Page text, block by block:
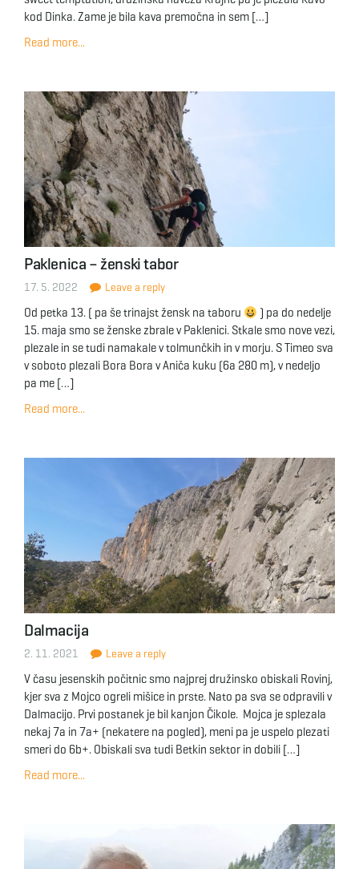
kod Dinka. Zame je bila kava premočna in sem […]
Read more...
Paklenica – ženski tabor
17. 5. 2022 Leave a reply
Od petka 13. ( pa še trinajst žensk na taboru
) pa do nedelje
15. maja smo se ženske zbrale v Paklenici. Stkale smo nove vezi,
plezale in se tudi namakale v tolmunčkih in v morju. S Timeo sva
v soboto plezali Bora Bora v Aniča kuku (6a 280 m), v nedeljo
pa me […]
Read more...
Dalmacija
2. 11. 2021 Leave a reply
V času jesenskih počitnic smo najprej družinsko obiskali Rovinj,
kjer sva z Mojco ogreli mišice in prste. Nato pa sva se odpravili v
Dalmacijo. Prvi postanek je bil kanjon Čikole. Mojca je splezala
nekaj 7a in 7a+ (nekatere na pogled), meni pa je uspelo plezati
smeri do 6b+. Obiskali sva tudi Betkin sektor in dobili […]
Read more...